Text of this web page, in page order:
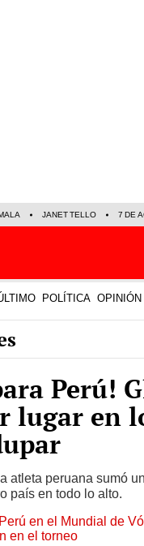
JANET TELLO 7 DE
POLÍTICA OPINIÓN
Perú!
lugar en
atleta peruana sumó
país en todo lo alto.
en el Mundial de
en el torneo